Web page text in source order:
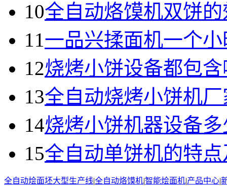
10全自动烙馍机双饼
11一品兴揉面机一个
12烧烤小饼设备都包
13全自动烧烤小饼机
14烧烤小饼机器设备
15全自动单饼机的特
全自动烩面坯大型生产线|全自动烙馍机|智能烩面机|产品中心|